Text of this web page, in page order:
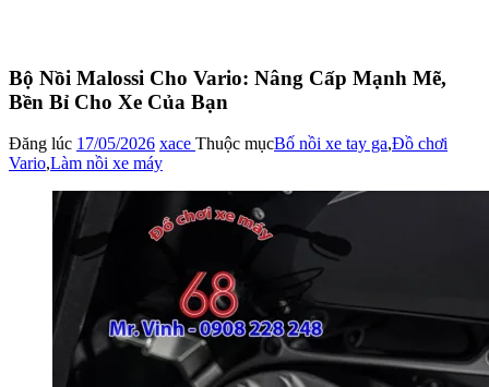
Bộ Nồi Malossi Cho Vario: Nâng Cấp Mạnh Mẽ,
Bền Bỉ Cho Xe Của Bạn
Đăng lúc 17/05/2026 xace Thuộc mụcBố nồi xe tay ga,Đồ chơi
Vario,Làm nồi xe máy